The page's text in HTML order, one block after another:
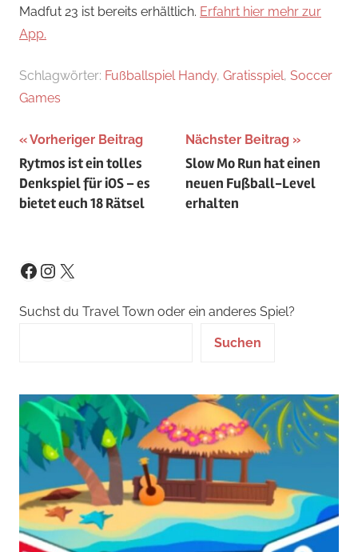
Madfut 23 ist bereits erhältlich. Erfahrt hier mehr zur
App.
Schlagwörter: Fußballspiel Handy, Gratisspiel, Soccer
Games
Beitragsnavigation
Vorheriger Beitrag
Rytmos ist ein tolles
Denkspiel für iOS – es
bietet euch 18 Rätsel
Nächster Beitrag
Slow Mo Run hat einen
neuen Fußball-Level
erhalten
Facebook
Instagram
X
Suchst du Travel Town oder ein anderes Spiel?
Suchen